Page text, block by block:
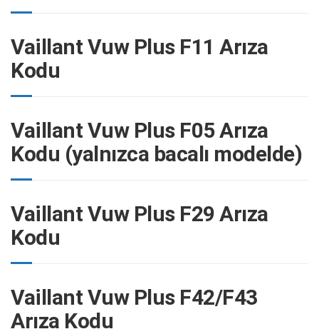
Vaillant Vuw Plus F11 Arıza
Kodu
Vaillant Vuw Plus F05 Arıza
Kodu (yalnızca bacalı modelde)
Vaillant Vuw Plus F29 Arıza
Kodu
Vaillant Vuw Plus F42/F43
Arıza Kodu